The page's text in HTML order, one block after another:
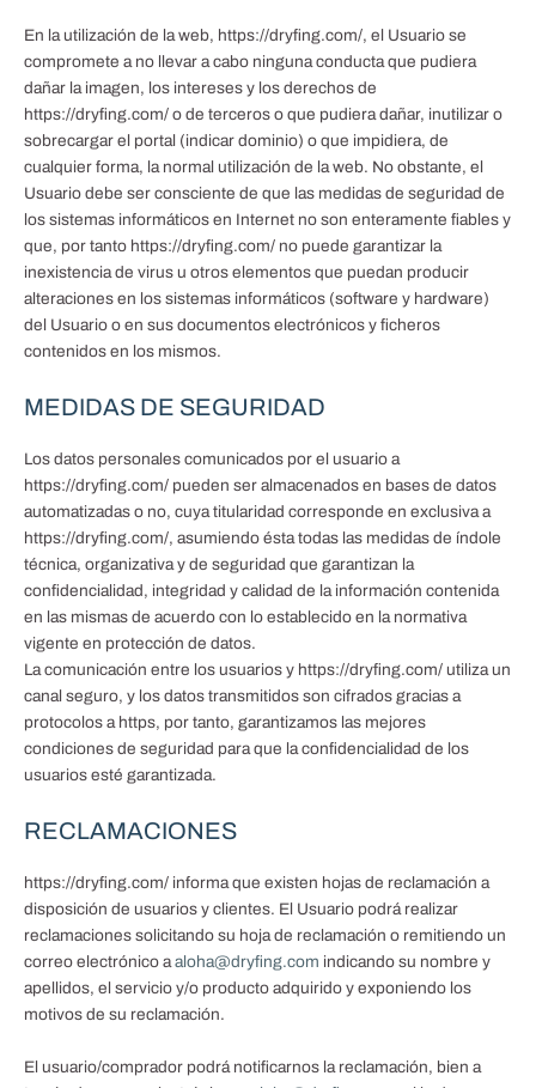
En la utilización de la web, https://dryfing.com/, el Usuario se
compromete a no llevar a cabo ninguna conducta que pudiera
dañar la imagen, los intereses y los derechos de
https://dryfing.com/ o de terceros o que pudiera dañar, inutilizar o
sobrecargar el portal (indicar dominio) o que impidiera, de
cualquier forma, la normal utilización de la web. No obstante, el
Usuario debe ser consciente de que las medidas de seguridad de
los sistemas informáticos en Internet no son enteramente fiables y
que, por tanto https://dryfing.com/ no puede garantizar la
inexistencia de virus u otros elementos que puedan producir
alteraciones en los sistemas informáticos (software y hardware)
del Usuario o en sus documentos electrónicos y ficheros
contenidos en los mismos.
MEDIDAS DE SEGURIDAD
Los datos personales comunicados por el usuario a
https://dryfing.com/ pueden ser almacenados en bases de datos
automatizadas o no, cuya titularidad corresponde en exclusiva a
https://dryfing.com/, asumiendo ésta todas las medidas de índole
técnica, organizativa y de seguridad que garantizan la
confidencialidad, integridad y calidad de la información contenida
en las mismas de acuerdo con lo establecido en la normativa
vigente en protección de datos.
La comunicación entre los usuarios y https://dryfing.com/ utiliza un
canal seguro, y los datos transmitidos son cifrados gracias a
protocolos a https, por tanto, garantizamos las mejores
condiciones de seguridad para que la confidencialidad de los
usuarios esté garantizada.
RECLAMACIONES
https://dryfing.com/ informa que existen hojas de reclamación a
disposición de usuarios y clientes. El Usuario podrá realizar
reclamaciones solicitando su hoja de reclamación o remitiendo un
correo electrónico aaloha@dryfing.com indicando su nombre y
apellidos, el servicio y/o producto adquirido y exponiendo los
motivos de su reclamación.
El usuario/comprador podrá notificarnos la reclamación, bien a